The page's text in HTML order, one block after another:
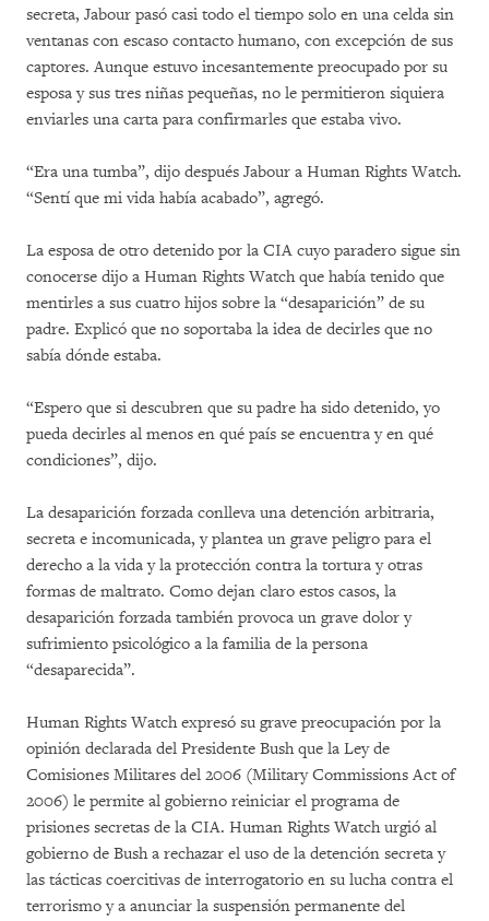
secreta, Jabour pasó casi todo el tiempo solo en una celda sin
ventanas con escaso contacto humano, con excepción de sus
captores. Aunque estuvo incesantemente preocupado por su
esposa y sus tres niñas pequeñas, no le permitieron siquiera
enviarles una carta para confirmarles que estaba vivo.
“Era una tumba”, dijo después Jabour a Human Rights Watch.
“Sentí que mi vida había acabado”, agregó.
La esposa de otro detenido por la CIA cuyo paradero sigue sin
conocerse dijo a Human Rights Watch que había tenido que
mentirles a sus cuatro hijos sobre la “desaparición” de su
padre. Explicó que no soportaba la idea de decirles que no
sabía dónde estaba.
“Espero que si descubren que su padre ha sido detenido, yo
pueda decirles al menos en qué país se encuentra y en qué
condiciones”, dijo.
La desaparición forzada conlleva una detención arbitraria,
secreta e incomunicada, y plantea un grave peligro para el
derecho a la vida y la protección contra la tortura y otras
formas de maltrato. Como dejan claro estos casos, la
desaparición forzada también provoca un grave dolor y
sufrimiento psicológico a la familia de la persona
“desaparecida”.
Human Rights Watch expresó su grave preocupación por la
opinión declarada del Presidente Bush que la Ley de
Comisiones Militares del 2006 (Military Commissions Act of
2006) le permite al gobierno reiniciar el programa de
prisiones secretas de la CIA. Human Rights Watch urgió al
gobierno de Bush a rechazar el uso de la detención secreta y
las tácticas coercitivas de interrogatorio en su lucha contra el
terrorismo y a anunciar la suspensión permanente del